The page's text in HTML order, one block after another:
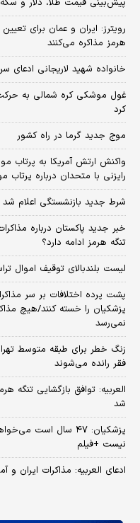
هرمز مذاکره می‌کنند
خانواده شهید لاریجانی ادعای
غول موشکی کره شمالی به
کرد
موج جدید گرما در راه کشور
واکنش ارتش آمریکا به پرتاب
رایزنی با متحدان درباره
شرط جدید بازنشستگی اعلام شد
خبر جدید پاکستان درباره
تنگه هرمز ادامه دارد؟
لیست بلندبالای توقیف اموال
پشت پرده اختلافات بر سر
پزشکیان را خسته کنند/هیچ
نمی‌رسد
زنگ خطر برای طبقه متوسط
فقر رانده می‌شوند
شد
پزشکیان: ۴۷ سال
نیست +فیلم
ادعای العربیه: مذاکرات ایران